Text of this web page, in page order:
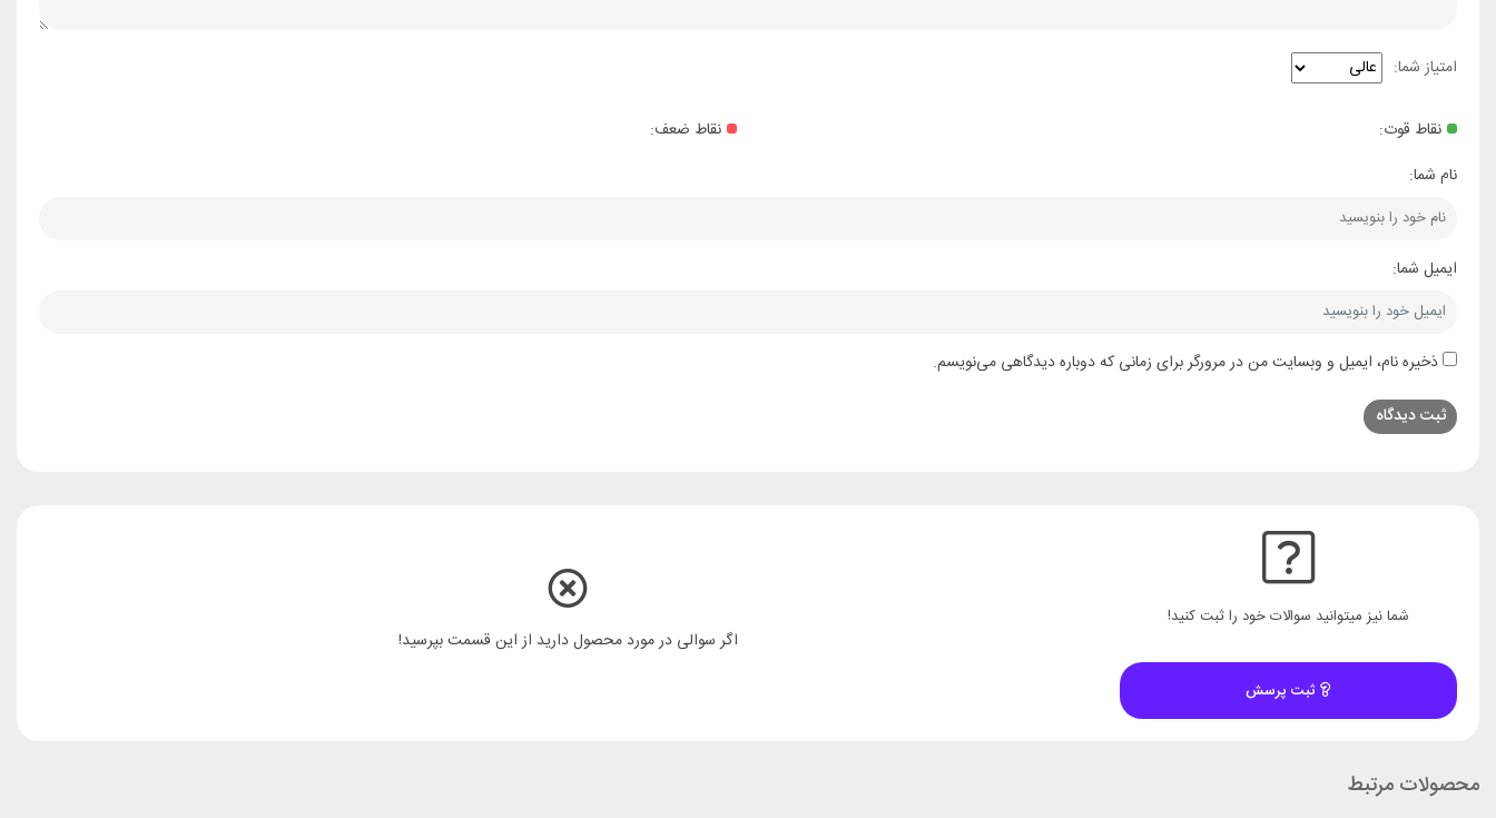
امتیاز شما:
نقاط قوت:
نقاط ضعف:
نام شما:
ایمیل شما:
ذخیره نام، ایمیل و وبسایت من در مرورگر برای زمانی که دوباره دیدگاهی می‌نویسم.
شما نیز میتوانید سوالات خود را ثبت کنید!
ثبت پرسش
اگر سوالی در مورد محصول دارید از این قسمت بپرسید!
محصولات مرتبط